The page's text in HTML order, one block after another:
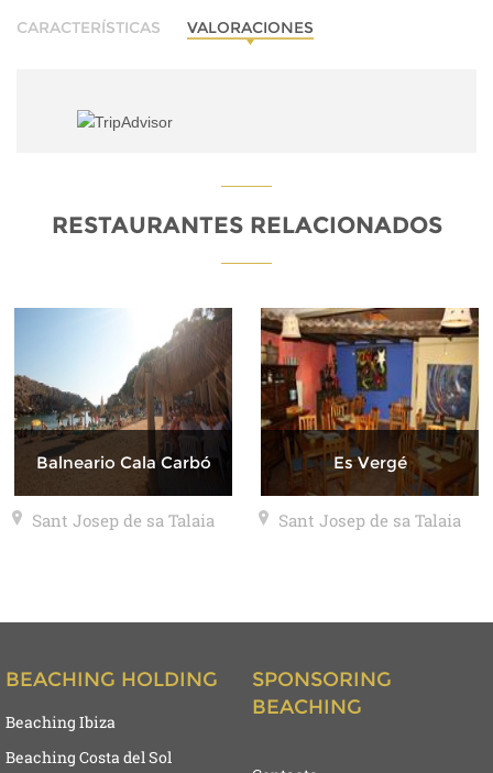
CARACTERÍSTICAS VALORACIONES
RESTAURANTES RELACIONADOS
Balneario Cala Carbó
Sant Josep de sa Talaia
Es Vergé
Sant Josep de sa Talaia
BEACHING HOLDING
Beaching Ibiza
Beaching Costa del Sol
SPONSORING
BEACHING